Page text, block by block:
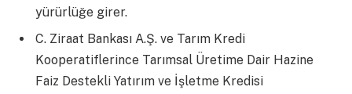
yürürlüğe girer.
C. Ziraat Bankası A.Ş. ve Tarım Kredi
Kooperatiflerince Tarımsal Üretime Dair Hazine
Faiz Destekli Yatırım ve İşletme Kredisi